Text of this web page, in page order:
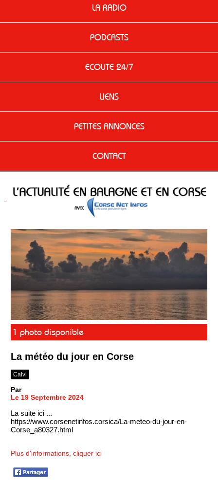
LA RADIO
PODCASTS
ECOUTE 24/7
LIENS
PETITES ANNONCES
CONTACT
1 photo disponible
La météo du jour en Corse
Calvi
Par
Le 19 Septembre 2024
La suite ici ...
https://www.corsenetinfos.corsica/La-meteo-du-jour-en-
Corse_a80327.html
Plus d'informations, cliquer ici